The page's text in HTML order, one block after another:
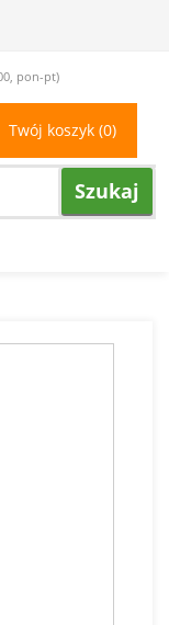
pon-pt)
Twój koszyk (0)
Szukaj